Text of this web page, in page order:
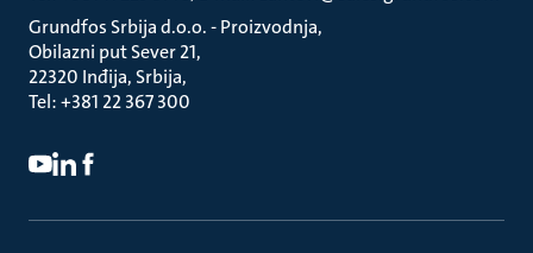
Grundfos Srbija d.o.o. - Proizvodnja
Obilazni put Sever 21
22320 Inđija, Srbija
Tel: +381 22 367 300